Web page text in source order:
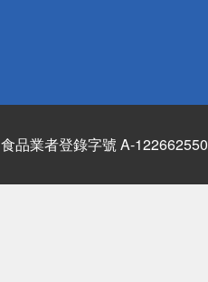
食品業者登錄字號 A-